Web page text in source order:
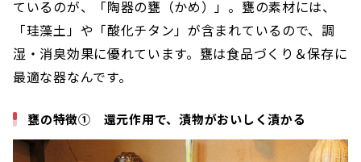
ているのが、「陶器の甕（かめ）」。甕の素材には、
「珪藻土」や「酸化チタン」が含まれているので、調
湿・消臭効果に優れています。甕は食品づくり＆保存に
最適な器なんです。
甕の特徴① 還元作用で、漬物がおいしく漬かる